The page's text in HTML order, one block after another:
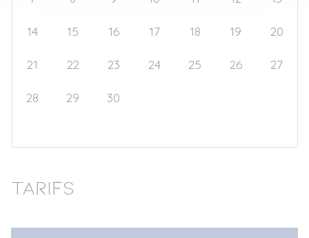
14 15 16 17 18 19 20
21 22 23 24 25 26 27
28 29 30
Tarifs